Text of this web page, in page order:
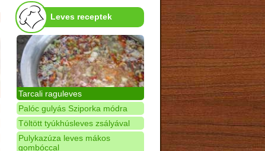
Leves receptek
Tarcali raguleves
Palóc gulyás Sziporka módra
Töltött tyúkhúsleves zsályával
Pulykazúza leves mákos
gombóccal